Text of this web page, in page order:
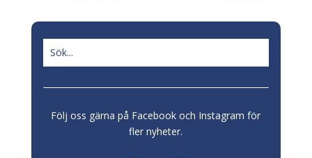
Följ oss gärna på Facebook och Instagram för
fler nyheter.